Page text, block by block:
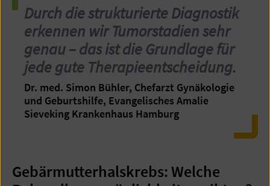
Durch die strukturierte Diagnostik
erkennen wir Tumorstadien sehr
genau – das ist die Grundlage für
jede gute Therapieentscheidung.
Dr. med. Simon Bühler, Chefarzt Gynäkologie
und Geburtshilfe, Evangelisches Amalie
Sieveking Krankenhaus Hamburg
Gebärmutterhalskrebs: Welche